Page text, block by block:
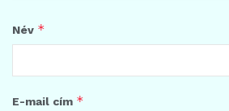
Név *
E-mail cím *